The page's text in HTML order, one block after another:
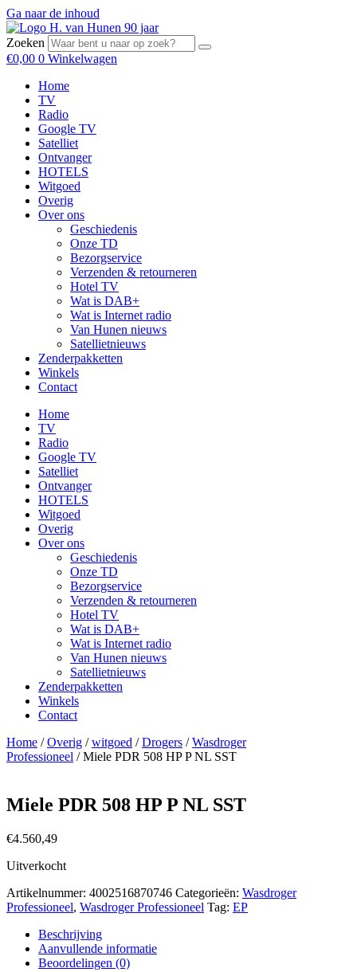
Ga naar de inhoud
Zoeken
€0,00 0 Winkelwagen
Home
TV
Radio
Google TV
Satelliet
Ontvanger
HOTELS
Witgoed
Overig
Over ons
Geschiedenis
Onze TD
Bezorgservice
Verzenden & retourneren
Hotel TV
Wat is DAB+
Wat is Internet radio
Van Hunen nieuws
Satellietnieuws
Zenderpakketten
Winkels
Contact
Home
TV
Radio
Google TV
Satelliet
Ontvanger
HOTELS
Witgoed
Overig
Over ons
Geschiedenis
Onze TD
Bezorgservice
Verzenden & retourneren
Hotel TV
Wat is DAB+
Wat is Internet radio
Van Hunen nieuws
Satellietnieuws
Zenderpakketten
Winkels
Contact
Home /Overig /witgoed /Drogers /Wasdroger
Professioneel / Miele PDR 508 HP P NL SST
Miele PDR 508 HP P NL SST
€4.560,49
Uitverkocht
Artikelnummer: 4002516870746 Categorieën: Wasdroger
Professioneel, Wasdroger Professioneel Tag: EP
Beschrijving
Aanvullende informatie
Beoordelingen (0)